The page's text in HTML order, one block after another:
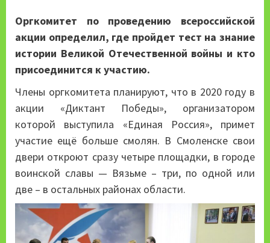
Оргкомитет по проведению всероссийской
акции определил, где пройдет тест на знание
истории Великой Отечественной войны и кто
присоединится к участию.
Члены оргкомитета планируют, что в 2020 году в
акции «Диктант Победы», организатором
которой выступила «Единая Россия», примет
участие ещё больше смолян. В Смоленске свои
двери откроют сразу четыре площадки, в городе
воинской славы — Вязьме – три, по одной или
две – в остальных районах области.